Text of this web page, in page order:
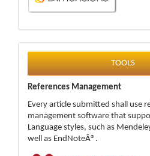
tools
TOOLS
References Management
Every article submitted shall use
management software that
Language styles, such as
well as EndNoteÂ®.